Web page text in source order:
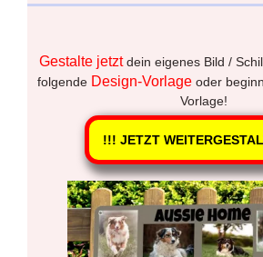
Gestalte jetztdein eigenes Bild /
folgende Design-Vorlage oder
Vorlage!
!!! JETZT